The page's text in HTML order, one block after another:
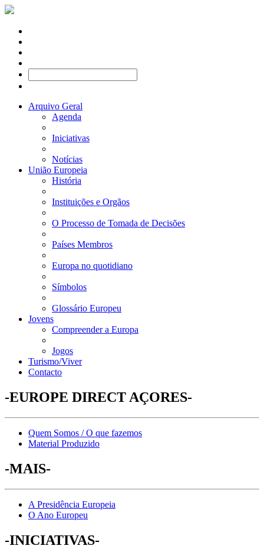
Arquivo Geral
Agenda
Iniciativas
Notícias
União Europeia
História
Instituições e Orgãos
O Processo de Tomada de Decisões
Países Membros
Europa no quotidiano
Símbolos
Glossário Europeu
Jovens
Compreender a Europa
Jogos
Turismo/Viver
Contacto
-EUROPE DIRECT AÇORES-
Quem Somos / O que fazemos
Material Produzido
-MAIS-
A Presidência Europeia
O Ano Europeu
-INICIATIVAS-